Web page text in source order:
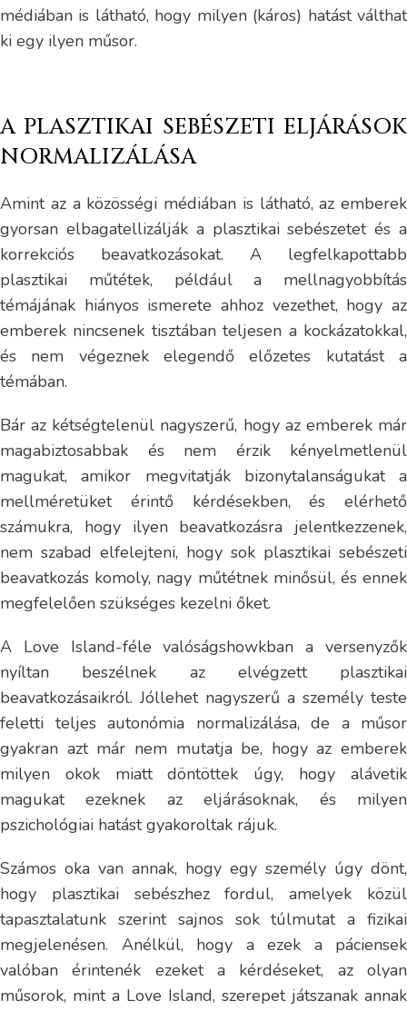
médiában is látható, hogy milyen (káros) hatást válthat
ki egy ilyen műsor.
A PLASZTIKAI SEBÉSZETI ELJÁRÁSOK
NORMALIZÁLÁSA
Amint az a közösségi médiában is látható, az emberek
gyorsan elbagatellizálják a plasztikai sebészetet és a
korrekciós beavatkozásokat. A legfelkapottabb
plasztikai műtétek, például a mellnagyobbítás
témájának hiányos ismerete ahhoz vezethet, hogy az
emberek nincsenek tisztában teljesen a kockázatokkal,
és nem végeznek elegendő előzetes kutatást a
témában.
Bár az kétségtelenül nagyszerű, hogy az emberek már
magabiztosabbak és nem érzik kényelmetlenül
magukat, amikor megvitatják bizonytalanságukat a
mellméretüket érintő kérdésekben, és elérhető
számukra, hogy ilyen beavatkozásra jelentkezzenek,
nem szabad elfelejteni, hogy sok plasztikai sebészeti
beavatkozás komoly, nagy műtétnek minősül, és ennek
megfelelően szükséges kezelni őket.
A Love Island-féle valóságshowkban a versenyzők
nyíltan beszélnek az elvégzett plasztikai
beavatkozásaikról. Jóllehet nagyszerű a személy teste
feletti teljes autonómia normalizálása, de a műsor
gyakran azt már nem mutatja be, hogy az emberek
milyen okok miatt döntöttek úgy, hogy alávetik
magukat ezeknek az eljárásoknak, és milyen
pszichológiai hatást gyakoroltak rájuk.
Számos oka van annak, hogy egy személy úgy dönt,
hogy plasztikai sebészhez fordul, amelyek közül
tapasztalatunk szerint sajnos sok túlmutat a fizikai
megjelenésen. Anélkül, hogy a ezek a páciensek
valóban érintenék ezeket a kérdéseket, az olyan
műsorok, mint a Love Island, szerepet játszanak annak